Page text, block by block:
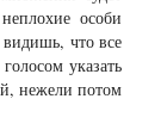
особи
что все
указать
нежели потом